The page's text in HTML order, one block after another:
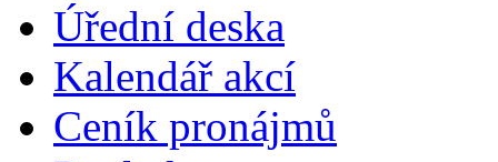
Úřední deska
Kalendář akcí
Ceník pronájmů